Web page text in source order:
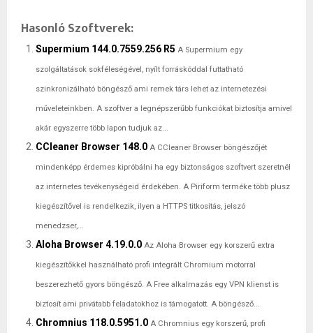
Hasonló Szoftverek:
Supermium 144.0.7559.256 R5 A Supermium egy
szolgáltatások sokféleségével, nyílt forráskóddal futtatható
szinkronizálható böngésző ami remek társ lehet az internetezési
műveleteinkben. A szoftver a legnépszerűbb funkciókat biztosítja amivel
akár egyszerre több lapon tudjuk az...
CCleaner Browser 148.0 A CCleaner Browser böngészőjét
mindenképp érdemes kipróbálni ha egy biztonságos szoftvert szeretnél
az internetes tevékenységeid érdekében. A Piriform terméke több plusz
kiegészítővel is rendelkezik, ilyen a HTTPS titkosítás, jelszó
menedzser,...
Aloha Browser 4.19.0.0 Az Aloha Browser egy korszerű extra
kiegészítőkkel használható profi integrált Chromium motorral
beszerezhető gyors böngésző. A Free alkalmazás egy VPN klienst is
biztosít ami privátabb feladatokhoz is támogatott. A böngésző...
Chromnius 118.0.5951.0 A Chromnius egy korszerű, profi